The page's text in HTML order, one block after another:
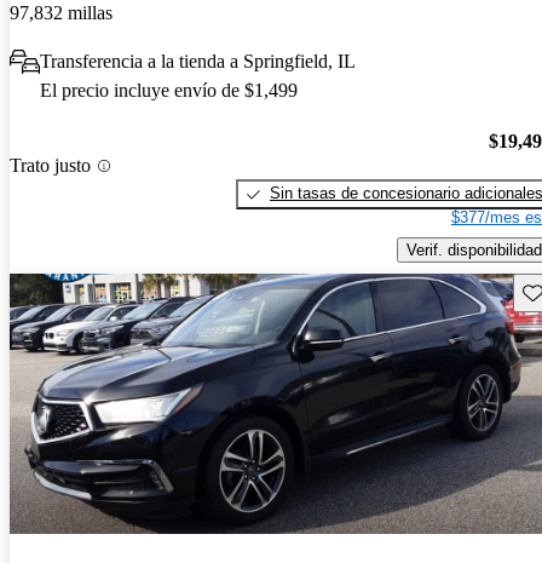
97,832 millas
Transferencia a la tienda a Springfield, IL
El precio incluye envío de $1,499
Trato justo
Sin tasas de concesionario adicionales
$377/mes
Verif. disponibilidad